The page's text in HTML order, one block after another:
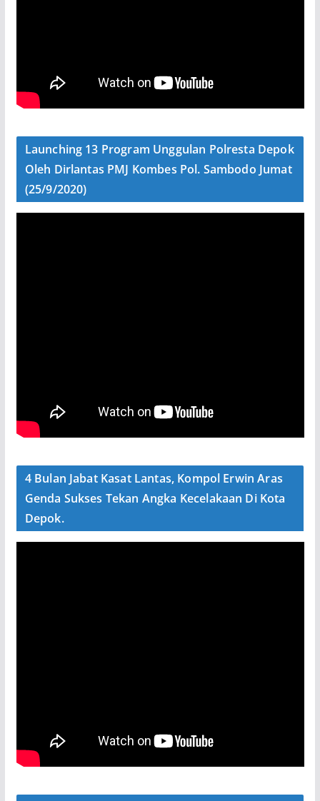
Launching 13 Program Unggulan Polresta Depok
Oleh Dirlantas PMJ Kombes Pol. Sambodo Jumat
(25/9/2020)
4 Bulan Jabat Kasat Lantas, Kompol Erwin Aras
Genda Sukses Tekan Angka Kecelakaan Di Kota
Depok.